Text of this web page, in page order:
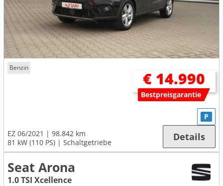
Benzin
€ 14.990
Bestpreisgarantie
EZ 06/2021
98.842 km
81 kW (110 PS)
Schaltgetriebe
P
Details
Seat Arona
1.0 TSI Xcellence